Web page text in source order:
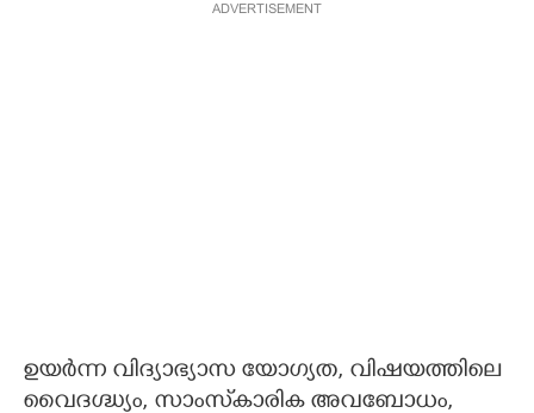
ADVERTISEMENT
ഉയർന്ന വിദ്യാഭ്യാസ യോഗ്യത, വിഷയത്തിലെ
വൈദഗ്ദ്ധ്യം, സാംസ്‌കാരിക അവബോധം,